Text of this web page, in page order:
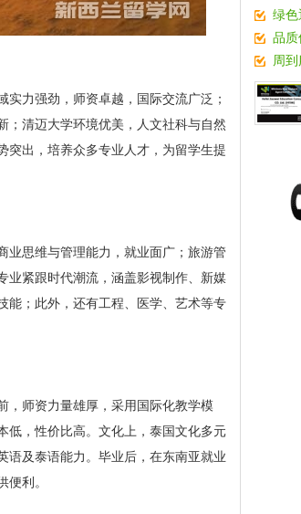
力强劲，师资卓越，国际交流广泛；
；清迈大学环境优美，人文社科与自然
突出，培养众多专业人才，为留学生提
业思维与管理能力，就业面广；旅游管
业紧跟时代潮流，涵盖影视制作、新媒
能；此外，还有工程、医学、艺术等专
，师资力量雄厚，采用国际化教学模
低，性价比高。文化上，泰国文化多元
语及泰语能力。毕业后，在东南亚就业
便利。
绿色
品质
周到